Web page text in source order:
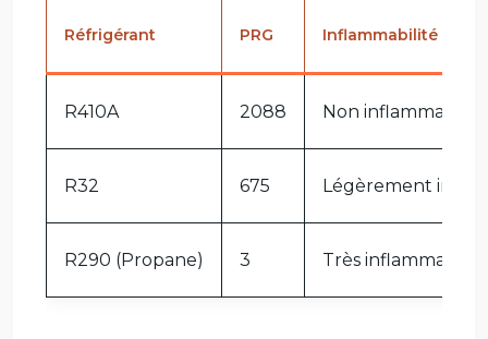
Réfrigérant PRG Inflammabilité
R410A 2088 Non inflammable
R32 675 Légèrement
R290 (Propane) 3 Très inflammable